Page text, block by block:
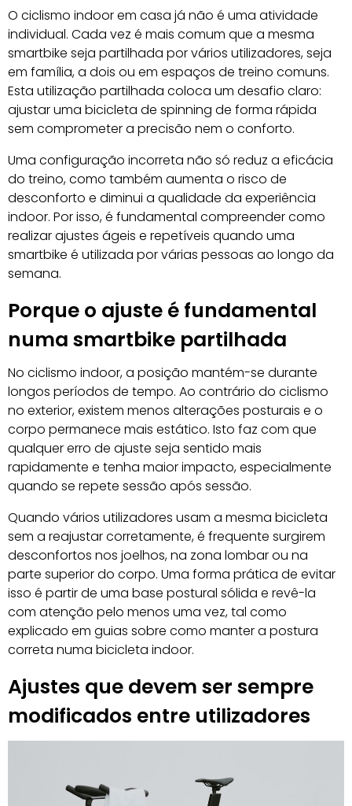
O ciclismo indoor em casa já não é uma atividade
individual. Cada vez é mais comum que a mesma
smartbike seja partilhada por vários utilizadores, seja
em família, a dois ou em espaços de treino comuns.
Esta utilização partilhada coloca um desafio claro:
ajustar uma bicicleta de spinning de forma rápida
sem comprometer a precisão nem o conforto.
Uma configuração incorreta não só reduz a eficácia
do treino, como também aumenta o risco de
desconforto e diminui a qualidade da experiência
indoor. Por isso, é fundamental compreender como
realizar ajustes ágeis e repetíveis quando uma
smartbike é utilizada por várias pessoas ao longo da
semana.
Porque o ajuste é fundamental
numa smartbike partilhada
No ciclismo indoor, a posição mantém-se durante
longos períodos de tempo. Ao contrário do ciclismo
no exterior, existem menos alterações posturais e o
corpo permanece mais estático. Isto faz com que
qualquer erro de ajuste seja sentido mais
rapidamente e tenha maior impacto, especialmente
quando se repete sessão após sessão.
Quando vários utilizadores usam a mesma bicicleta
sem a reajustar corretamente, é frequente surgirem
desconfortos nos joelhos, na zona lombar ou na
parte superior do corpo. Uma forma prática de evitar
isso é partir de uma base postural sólida e revê-la
com atenção pelo menos uma vez, tal como
explicado em guias sobre como manter a postura
correta numa bicicleta indoor.
Ajustes que devem ser sempre
modificados entre utilizadores